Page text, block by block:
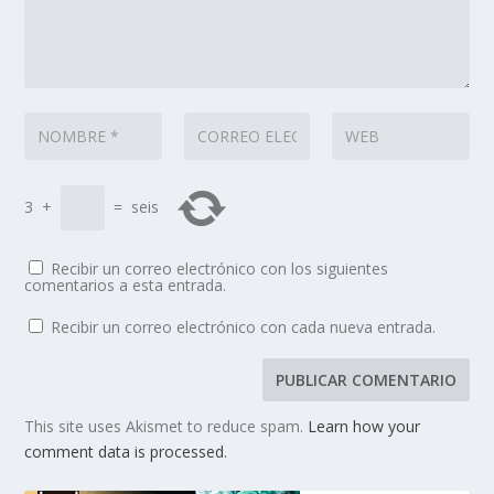
3 + = seis
Recibir un correo electrónico con los siguientes
comentarios a esta entrada.
Recibir un correo electrónico con cada nueva entrada.
This site uses Akismet to reduce spam. Learn how your
comment data is processed.